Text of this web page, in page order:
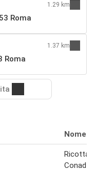
Roma
1.29 km
Roma
1.37 km
Nome
Ricotta
Conad